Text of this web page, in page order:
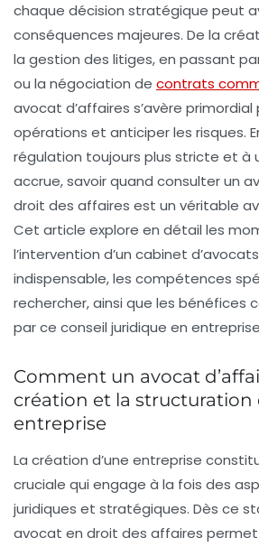
chaque décision stratégique peut
conséquences majeures. De la
la gestion des litiges, en passant
ou la négociation de contrats
avocat d’affaires s’avère primordial
opérations et anticiper les risques.
régulation toujours plus stricte et à
accrue, savoir quand consulter un
droit des affaires est un véritable
Cet article explore en détail les
l’intervention d’un cabinet
indispensable, les compétences
rechercher, ainsi que les bénéfices
par ce conseil juridique en
Comment un avocat
création et la structuration
entreprise
La création d’une entreprise
cruciale qui engage à la fois des
juridiques et stratégiques. Dès ce
avocat en droit des affaires